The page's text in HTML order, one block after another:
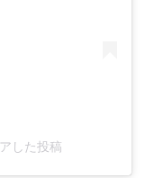
した投稿